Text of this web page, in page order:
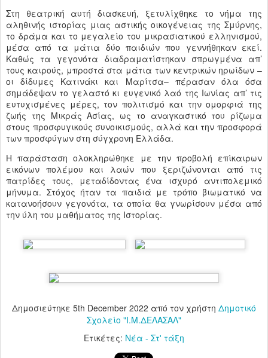
Στη θεατρική αυτή διασκευή, ξετυλίχθηκε το νήμα της
αληθινής ιστορίας μιας αστικής οικογένειας της Σμύρνης,
το δράμα και το μεγαλείο του μικρασιατικού ελληνισμού,
μέσα από τα μάτια δύο παιδιών που γεννήθηκαν εκεί.
Καθώς τα γεγονότα διαδραματίστηκαν σπρωγμένα απ’
τους καιρούς, μπροστά στα μάτια των κεντρικών ηρωίδων –
οι δίδυμες Κατινάκι και Μαρίτσα– πέρασαν όλα όσα
σημάδεψαν το γελαστό κι ευγενικό λαό της Ιωνίας απ’ τις
ευτυχισμένες μέρες, τον πολιτισμό και την ομορφιά της
ζωής της Μικράς Ασίας, ως το αναγκαστικό του ρίζωμα
στους προσφυγικούς συνοικισμούς, αλλά και την προσφορά
των προσφύγων στη σύγχρονη Ελλάδα.
Η παράσταση ολοκληρώθηκε με την προβολή επίκαιρων
εικόνων πολέμου και λαών που ξεριζώνονται από τις
πατρίδες τους, μεταδίδοντας ένα ισχυρό αντιπολεμικό
μήνυμα. Στόχος ήταν τα παιδιά με τρόπο βιωματικό να
κατανοήσουν γεγονότα, τα οποία θα γνωρίσουν μέσα από
την ύλη του μαθήματος της Ιστορίας.
Δημοσιεύτηκε 5th December 2022 από τον χρήστη Δημοτικό
Σχολείο "Ι.Μ.ΔΕΛΑΣΑΛ"
Ετικέτες: Νέα - Στ' τάξη